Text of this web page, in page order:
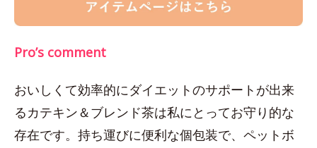
Pro’s comment
おいしくて効率的にダイエットのサポートが出来
るカテキン＆ブレンド茶は私にとってお守り的な
存在です。持ち運びに便利な個包装で、ペットボ